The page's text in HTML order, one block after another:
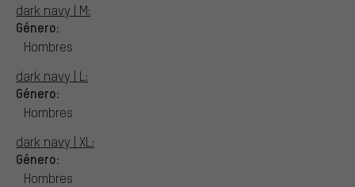
dark navy | M:
Género:
Hombres
dark navy | L:
Género:
Hombres
dark navy | XL:
Género:
Hombres